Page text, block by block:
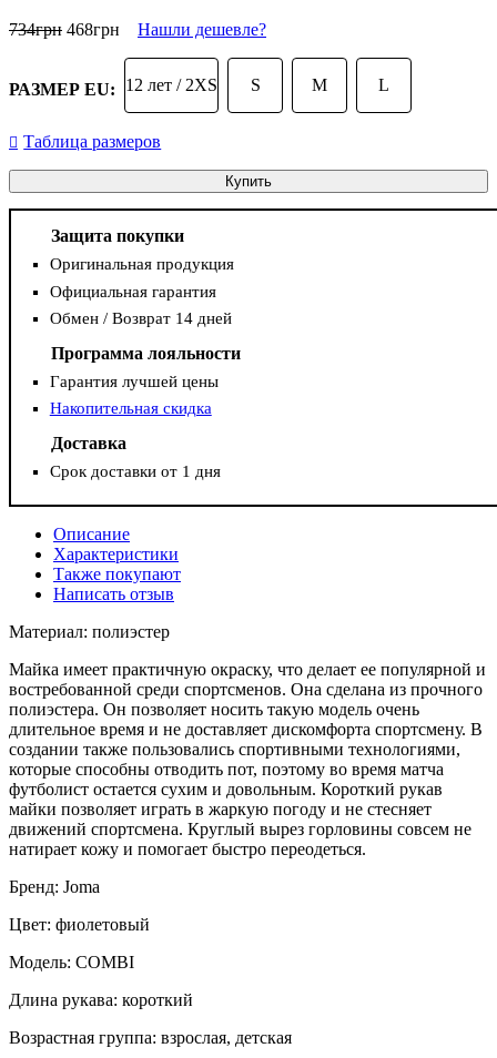
734грн 468грн Нашли дешевле?
РАЗМЕР EU: 12 лет / 2XS S M L
Таблица размеров
Купить
Защита покупки
Оригинальная продукция
Официальная гарантия
Обмен / Возврат 14 дней
Программа лояльности
Гарантия лучшей цены
Накопительная скидка
Доставка
Срок доставки от 1 дня
Описание
Характеристики
Также покупают
Написать отзыв
Материал: полиэстер
Майка имеет практичную окраску, что делает ее популярной и
востребованной среди спортсменов. Она сделана из прочного
полиэстера. Он позволяет носить такую модель очень
длительное время и не доставляет дискомфорта спортсмену. В
создании также пользовались спортивными технологиями,
которые способны отводить пот, поэтому во время матча
футболист остается сухим и довольным. Короткий рукав
майки позволяет играть в жаркую погоду и не стесняет
движений спортсмена. Круглый вырез горловины совсем не
натирает кожу и помогает быстро переодеться.
Бренд: Joma
Цвет: фиолетовый
Модель: COMBI
Длина рукава: короткий
Возрастная группа: взрослая, детская